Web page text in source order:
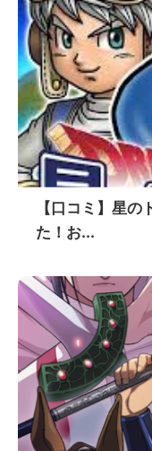
【口コミ】星
た！お...